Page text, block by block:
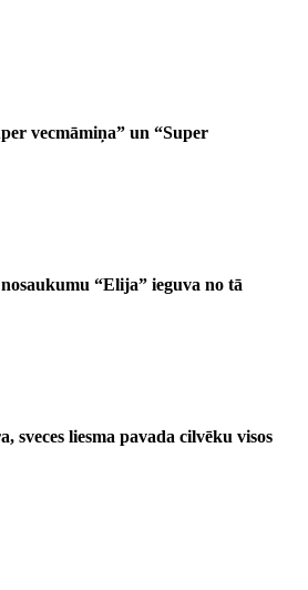
vecmāmiņa” un “Super
“Elija” ieguva no tā
liesma pavada cilvēku visos